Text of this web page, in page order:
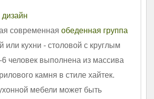
современная обеденная группа
или кухни - столовой с круглым
человек выполнена из массива
камня в стиле хайтек.
мебели может быть